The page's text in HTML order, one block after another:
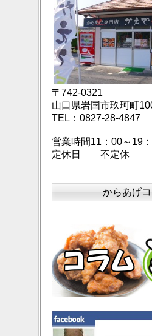
〒742-0321
山口県岩国市玖珂町
TEL ：0827-28-4847
営業時間11：00～
定休日 不定休
からあげコ